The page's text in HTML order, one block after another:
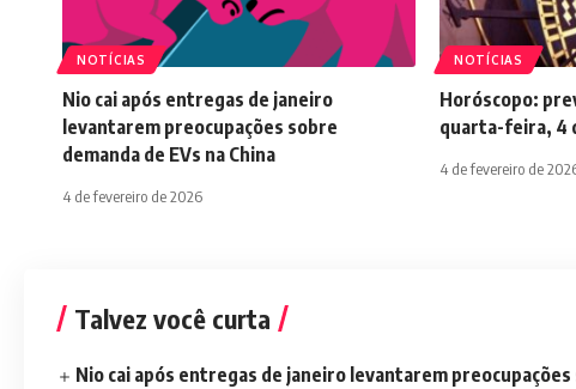
NOTÍCIAS
Nio cai após entregas de janeiro
levantarem preocupações sobre
demanda de EVs na China
4 de fevereiro de 2026
NOTÍCIAS
Horóscopo:
quarta-feira, 4
4 de fevereiro de
Talvez você curta
Nio cai após entregas de janeiro levantarem preocupações